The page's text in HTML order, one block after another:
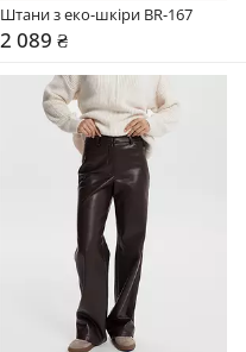
Штани з еко-шкіри BR-167
2 089 ₴